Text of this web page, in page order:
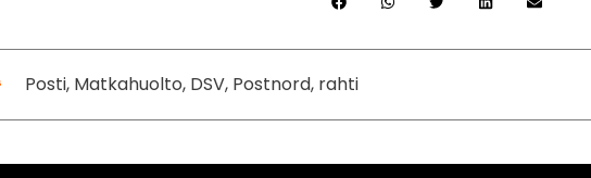
Posti, Matkahuolto, DSV, Postnord, rahti